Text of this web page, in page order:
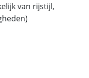
van rijstijl,